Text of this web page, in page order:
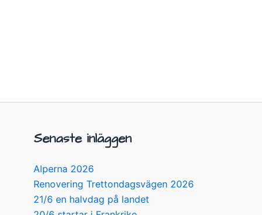
Senaste inläggen
Alperna 2026
Renovering Trettondagsvägen 2026
21/6 en halvdag på landet